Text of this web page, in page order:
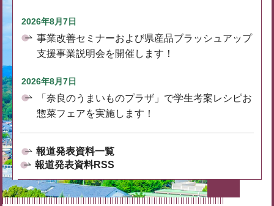
2026年8月7日
事業改善セミナーおよび県産品ブラッシュアップ
支援事業説明会を開催します！
2026年8月7日
「奈良のうまいものプラザ」で学生考案レシピお
惣菜フェアを実施します！
報道発表資料一覧
報道発表資料RSS